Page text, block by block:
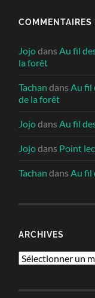
COMMENTAIRES
Jojodans Au fil
la forêt
Tachan dans Au fil
de la forêt
Jojodans Au fil
Jojodans Point
Tachan dans Au fil
ARCHIVES
Archives